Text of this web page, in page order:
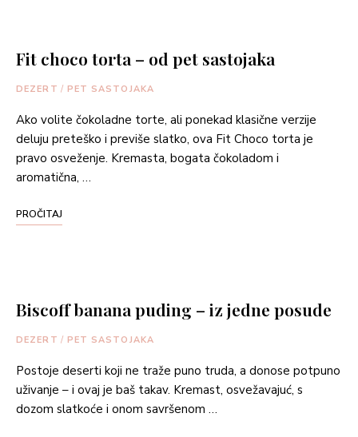
Fit choco torta – od pet sastojaka
DEZERT / PET SASTOJAKA
Ako volite čokoladne torte, ali ponekad klasične verzije
deluju preteško i previše slatko, ova Fit Choco torta je
pravo osveženje. Kremasta, bogata čokoladom i
aromatična, …
PROČITAJ
Biscoff banana puding – iz jedne posude
DEZERT / PET SASTOJAKA
Postoje deserti koji ne traže puno truda, a donose potpuno
uživanje – i ovaj je baš takav. Kremast, osvežavajuć, s
dozom slatkoće i onom savršenom …